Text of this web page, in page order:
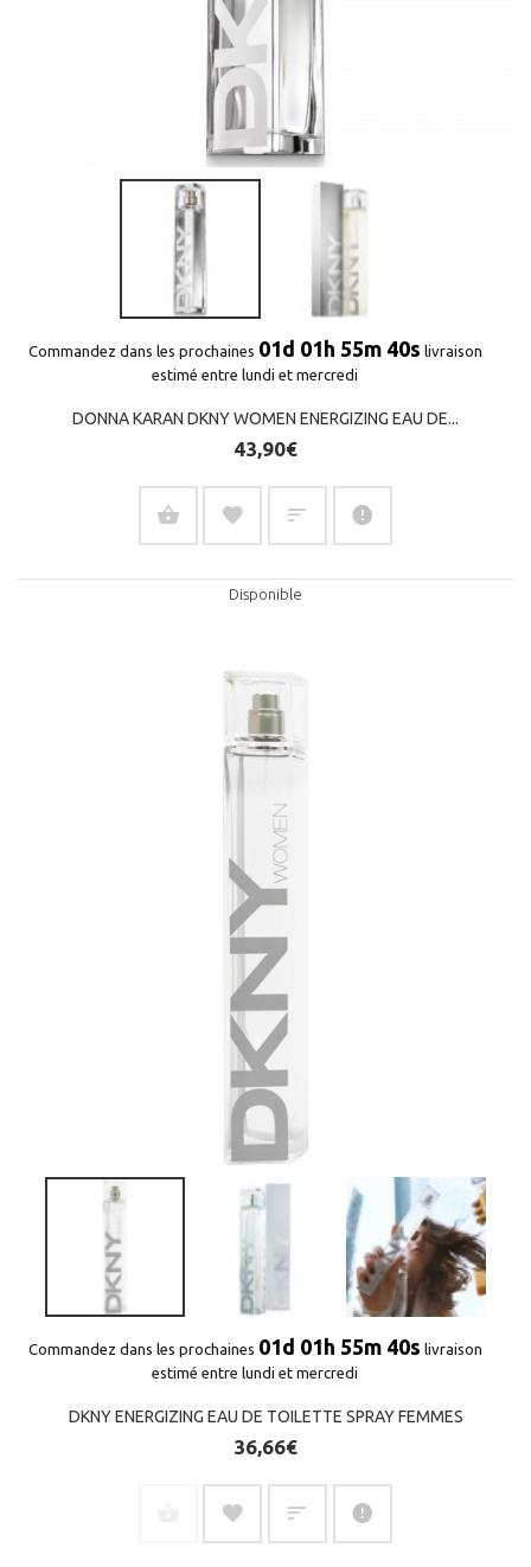
Commandez dans les prochaines 01d 01h 55m 40s livraison
estimé entre lundi et mercredi
DONNA KARAN DKNY WOMEN ENERGIZING EAU DE...
43,90€
Disponible
Commandez dans les prochaines 01d 01h 55m 40s livraison
estimé entre lundi et mercredi
DKNY ENERGIZING EAU DE TOILETTE SPRAY FEMMES
36,66€